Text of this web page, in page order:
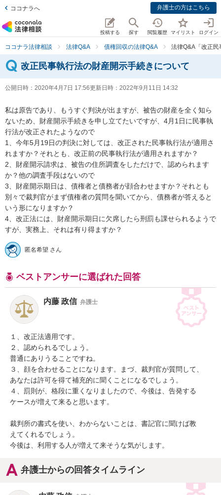
ココナラへ 弁護士の方はこちら
投稿する 探す 閲覧履歴 マイリスト ログイン
ココナラ法律相談 法律Q&A 債権回収の法律Q&A 法律Q&A「改正
改正民事執行法の財産開示手続きについて
公開日時： 2020年4月7日 17:56更新日時： 2022年9月11日 14:32
私は原告であり、もうすぐ判決が出ますが、被告の財産を全く知ら
ないため、財産開示手続きを申し立てたいですが、4月1日に民事執
行法が改正されたようなので
1、今年5月19日の判決に対しては、改正された民事執行法が適用さ
れますか？それとも、改正前の民事執行法が適用されますか？
2、財産開示請求は、被告の住所調査をしただけで、認められます
か？他の調査手段はないので
3、財産開示期日は、債権者と債務者が顔合わせますか？それとも
別々で裁判官がまず債権者の質問を聞いてから、債務者が答えると
いう形になりますか？
4、改正法には、財産開示期日に欠席したら刑罰も課せられるようで
匿名希望 さん
ベストアンサーに選ばれた回答
内藤 政信 弁護士
１、改正法適用です。
２、認められるでしょう。
普通にありうることですね。
３、顔を合わせることになります。まづ、裁判官が質問して、
あなたは許可を得て補充的に聞くことになるでしょう。
４、罰則が、格段に重くなりましたので、今後は、告発する
ケースが増えて来ると思います。
裁判所の書式を使い、わからないことは、書記官に聞けば教
えてくれるでしょう。
今後は、利用する人が増えて来そうな気がします。
弁護士からの回答タイムライン